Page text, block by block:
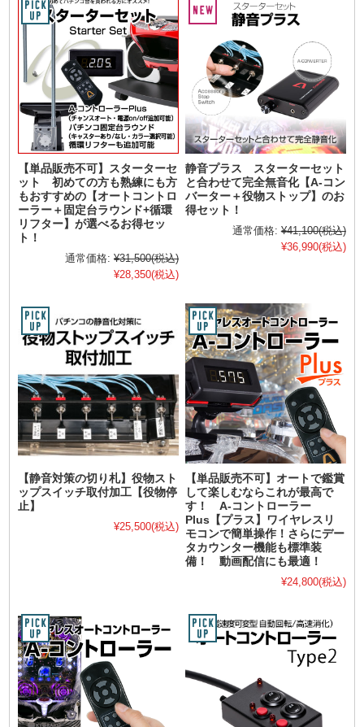
【単品販売不可】スターターセ
ット 初めての方も熟練にも方
もおすすめの【オートコントロ
ーラー＋固定台ラウンド+循環
リフター】が選べるお得セッ
ト！
通常価格: ¥31,500(税込)
¥28,350(税込)
静音プラス スターターセット
と合わせて完全無音化【A-コン
バーター＋役物ストップ】のお
得セット！
通常価格: ¥41,100(税込)
¥36,990(税込)
【静音対策の切り札】役物スト
ップスイッチ取付加工【役物停
止】
¥25,500(税込)
【単品販売不可】オートで鑑賞
して楽しむならこれが最高で
す！ A-コントローラー
Plus【プラス】ワイヤレスリ
モコンで簡単操作！さらにデー
タカウンター機能も標準装
備！ 動画配信にも最適！
¥24,800(税込)